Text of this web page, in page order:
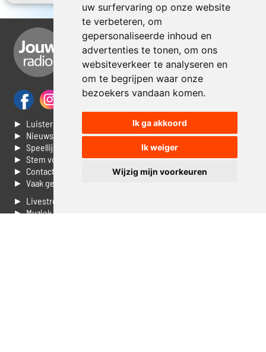
uw surfervaring op onze website
te verbeteren, om
gepersonaliseerde inhoud en
advertenties te tonen, om ons
websiteverkeer te analyseren en
om te begrijpen waar onze
bezoekers vandaan komen.
Ik ga akkoord
Ik weiger
Wijzig mijn voorkeuren
► Luisteren naar Jouwradio
► Nieuws
► Speellijst
► Stem voor de Dag top 3
► Contacteer ons
► Vaak gestelde vragen
► Livestream informatie
► Muziek opzoeken